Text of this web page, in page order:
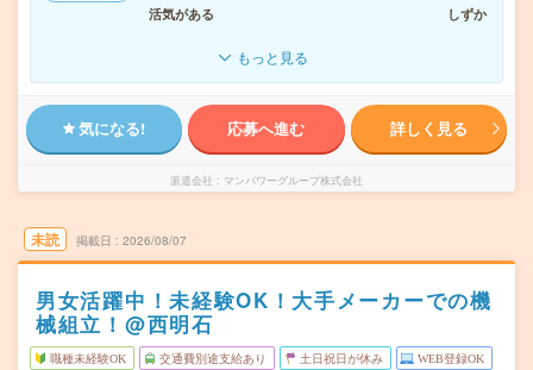
活気がある
しずか
もっと見る
気になる! 応募へ進む 詳しく見る
派遣会社 マンパワーグループ株式会社
未読 掲載日 2026/08/07
男女活躍中！未経験OK！大手メーカーでの機
械組立！@西明石
職種未経験OK 交通費別途支給あり 土日祝日が休み WEB登録OK